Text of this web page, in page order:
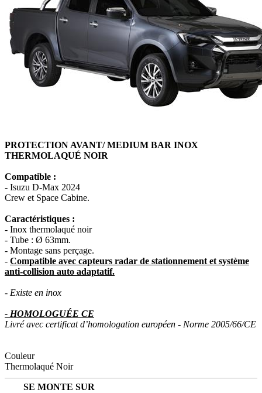
PROTECTION AVANT/ MEDIUM BAR INOX
THERMOLAQUÉ NOIR
Compatible :
- Isuzu D-Max 2024
Crew et Space Cabine.
Caractéristiques :
- Inox thermolaqué noir
- Tube : Ø 63mm.
- Montage sans perçage.
- Compatible avec capteurs radar de stationnement et système
anti-collision auto adaptatif.
- Existe en inox
- HOMOLOGUÉE CE
Livré avec certificat d’homologation européen - Norme 2005/66/CE
Couleur
Thermolaqué Noir
SE MONTE SUR